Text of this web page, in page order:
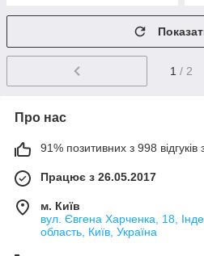
1 / 2
Про нас
91% позитивних з 998 відгуків
Працює з 26.05.2017
м. Київ
вул. Євгена Харченка, 18,
область, Київ, Україна